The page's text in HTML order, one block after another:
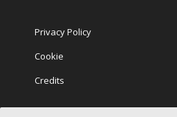
Privacy Policy
Cookie
Credits